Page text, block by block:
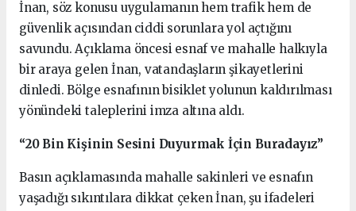
İnan, söz konusu uygulamanın hem trafik hem de
güvenlik açısından ciddi sorunlara yol açtığını
savundu. Açıklama öncesi esnaf ve mahalle halkıyla
bir araya gelen İnan, vatandaşların şikayetlerini
dinledi. Bölge esnafının bisiklet yolunun kaldırılması
yönündeki taleplerini imza altına aldı.
“20 Bin Kişinin Sesini Duyurmak İçin Buradayız”
Basın açıklamasında mahalle sakinleri ve esnafın
yaşadığı sıkıntılara dikkat çeken İnan, şu ifadeleri